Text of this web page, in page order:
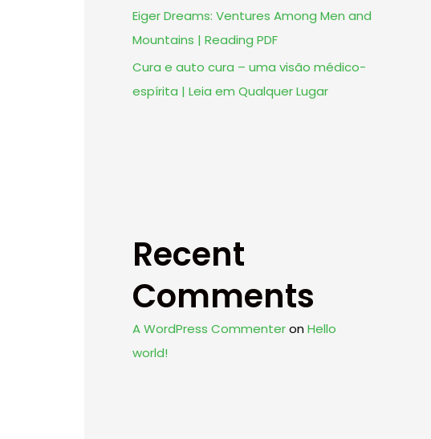
Eiger Dreams: Ventures Among Men and
Mountains | Reading PDF
Cura e auto cura – uma visão médico-
espírita | Leia em Qualquer Lugar
Recent
Comments
A WordPress Commenteron Hello
world!